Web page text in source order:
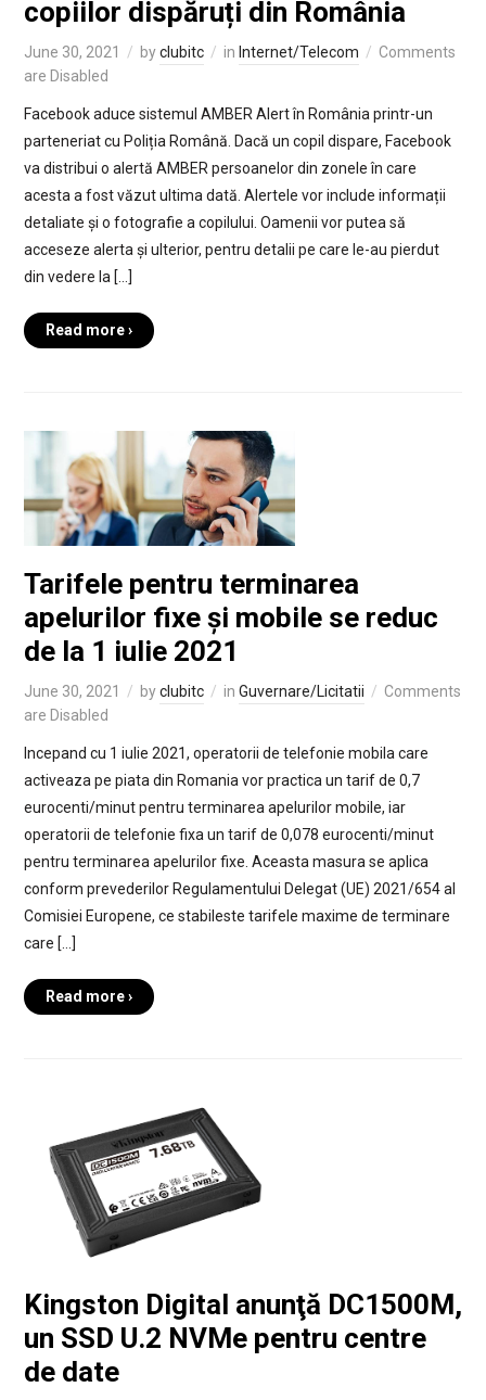
copiilor dispăruți din România
June 30, 2021 byclubitc in Internet/Telecom
Comments
are Disabled
Facebook aduce sistemul AMBER Alert în România printr-un
parteneriat cu Poliția Română. Dacă un copil dispare, Facebook
va distribui o alertă AMBER persoanelor din zonele în care
acesta a fost văzut ultima dată. Alertele vor include informații
detaliate și o fotografie a copilului. Oamenii vor putea să
acceseze alerta și ulterior, pentru detalii pe care le-au pierdut
din vedere la […]
Read more ›
Tarifele pentru terminarea
apelurilor fixe și mobile se reduc
de la 1 iulie 2021
June 30, 2021 byclubitc in Guvernare/Licitatii
Comments
are Disabled
Incepand cu 1 iulie 2021, operatorii de telefonie mobila care
activeaza pe piata din Romania vor practica un tarif de 0,7
eurocenti/minut pentru terminarea apelurilor mobile, iar
operatorii de telefonie fixa un tarif de 0,078 eurocenti/minut
pentru terminarea apelurilor fixe. Aceasta masura se aplica
conform prevederilor Regulamentului Delegat (UE) 2021/654 al
Comisiei Europene, ce stabileste tarifele maxime de terminare
care […]
Read more ›
Kingston Digital anunţă DC1500M,
un SSD U.2 NVMe pentru centre
de date